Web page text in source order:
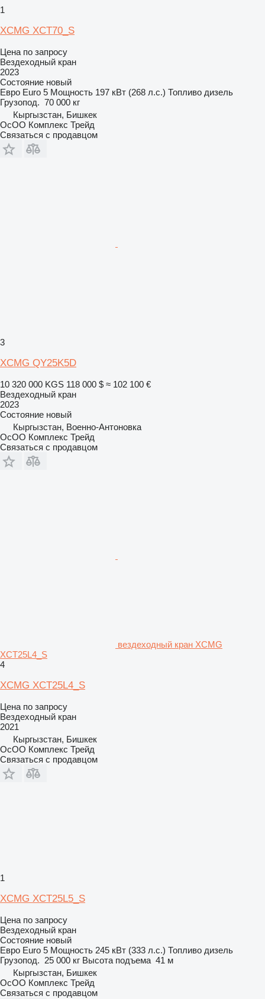
1
XCMG XCT70_S
Цена по запросу
Вездеходный кран
2023
Состояние новый
Евро Euro 5 Мощность 197 кВт (268 л.с.) Топливо дизель
Грузопод. 70 000 кг
Кыргызстан, Бишкек
ОсОО Комплекс Трейд
Связаться с продавцом
3
XCMG QY25K5D
10 320 000 KGS 118 000 $ ≈ 102 100 €
Вездеходный кран
2023
Состояние новый
Кыргызстан, Военно-Антоновка
ОсОО Комплекс Трейд
Связаться с продавцом
вездеходный кран XCMG
XCT25L4_S
4
XCMG XCT25L4_S
Цена по запросу
Вездеходный кран
2021
Кыргызстан, Бишкек
ОсОО Комплекс Трейд
Связаться с продавцом
1
XCMG XCT25L5_S
Цена по запросу
Вездеходный кран
Состояние новый
Евро Euro 5 Мощность 245 кВт (333 л.с.) Топливо дизель
Грузопод. 25 000 кг Высота подъема 41 м
Кыргызстан, Бишкек
ОсОО Комплекс Трейд
Связаться с продавцом